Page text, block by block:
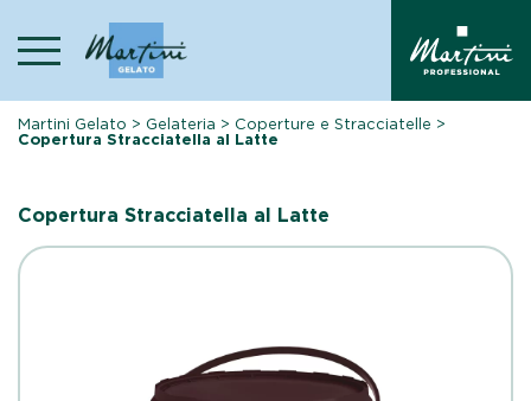
content
Martini Gelato > Gelateria > Coperture e Stracciatelle >
Copertura Stracciatella al Latte
Copertura Stracciatella al Latte